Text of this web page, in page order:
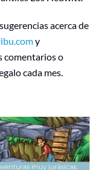
acerca de
y
comentarios o
cada mes.